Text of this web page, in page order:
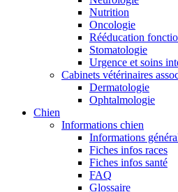
Nutrition
Oncologie
Rééducation
Stomatologie
Urgence et soins
Cabinets vétérinaires
Dermatologie
Ophtalmologie
Chien
Informations chien
Informations
Fiches infos races
Fiches infos santé
FAQ
Glossaire